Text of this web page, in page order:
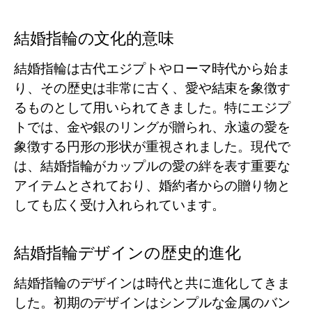
結婚指輪の文化的意味
結婚指輪は古代エジプトやローマ時代から始ま
り、その歴史は非常に古く、愛や結束を象徴す
るものとして用いられてきました。特にエジプ
トでは、金や銀のリングが贈られ、永遠の愛を
象徴する円形の形状が重視されました。現代で
は、結婚指輪がカップルの愛の絆を表す重要な
アイテムとされており、婚約者からの贈り物と
しても広く受け入れられています。
結婚指輪デザインの歴史的進化
結婚指輪のデザインは時代と共に進化してきま
した。初期のデザインはシンプルな金属のバン